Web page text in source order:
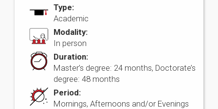
Type:
Academic
Modality:
In person
Duration:
Master’s degree: 24 months, Doctorate’s
degree: 48 months
Period:
Mornings, Afternoons and/or Evenings